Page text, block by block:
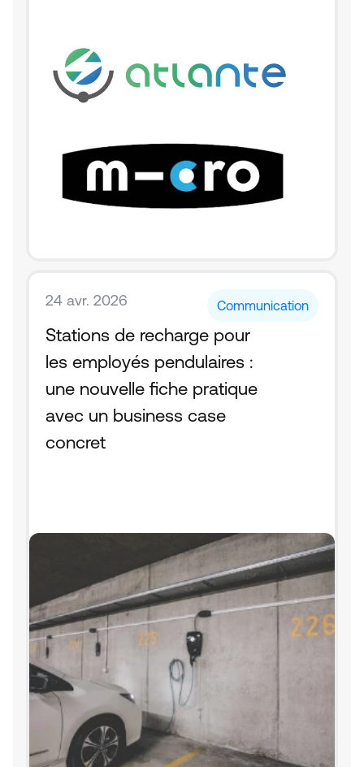
24 avr. 2026 Communication
Stations de recharge pour
les employés pendulaires :
une nouvelle fiche pratique
avec un business case
concret